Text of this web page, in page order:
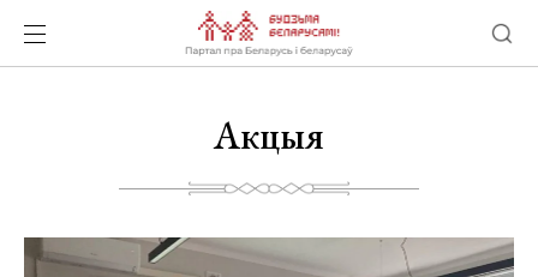
Акцыя